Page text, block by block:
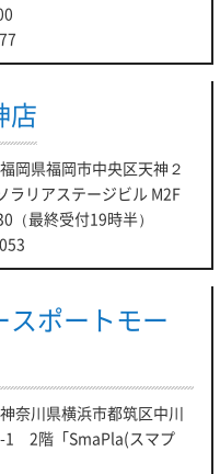
店
岡県福岡市中央区天神２
ラリアステージビル M2F
（最終受付19時半）
スポートモー
奈川県横浜市都筑区中川
1 2階「SmaPla(スマプ